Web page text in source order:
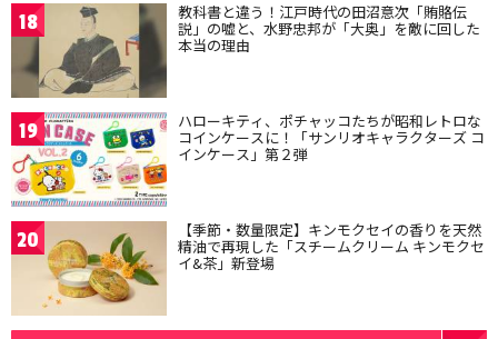
18 教科書と違う！江戸時代の田沼意次「賄賂伝
説」の嘘と、水野忠邦が「大奥」を敵に回した
本当の理由
19 ハローキティ、ポチャッコたちが昭和レトロな
コインケースに！「サンリオキャラクターズ コ
インケース」第２弾
20 【季節・数量限定】キンモクセイの香りを天然
精油で再現した「スチームクリーム キンモクセ
イ&茶」新登場